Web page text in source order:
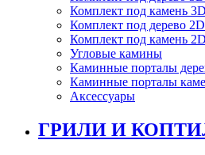
Комплект под камень 3D
Комплект под дерево 2D
Комплект под камень 2D
Угловые камины
Каминные порталы
Каминные порталы
Аксессуары
ГРИЛИ И